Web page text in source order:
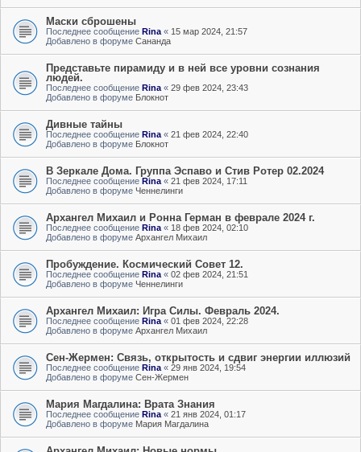
Маски сброшены
Последнее сообщение Rina « 15 мар 2024, 21:57
Добавлено в форуме Сананда
Представьте пирамиду и в ней все уровни сознания
людей.
Последнее сообщение Rina « 29 фев 2024, 23:43
Добавлено в форуме Блокнот
Дивные тайны
Последнее сообщение Rina « 21 фев 2024, 22:40
Добавлено в форуме Блокнот
В Зеркале Дома. Группа Эспаво и Стив Ротер 02.2024
Последнее сообщение Rina « 21 фев 2024, 17:11
Добавлено в форуме Ченнелинги
Архангел Михаил и Ронна Герман в феврале 2024 г.
Последнее сообщение Rina « 18 фев 2024, 02:10
Добавлено в форуме Архангел Михаил
Пробуждение. Космический Совет 12.
Последнее сообщение Rina « 02 фев 2024, 21:51
Добавлено в форуме Ченнелинги
Архангел Михаил: Игра Силы. Февраль 2024.
Последнее сообщение Rina « 01 фев 2024, 22:28
Добавлено в форуме Архангел Михаил
Сен-Жермен: Связь, открытость и сдвиг энергии иллюзий
Последнее сообщение Rina « 29 янв 2024, 19:54
Добавлено в форуме Сен-Жермен
Мария Магдалина: Врата Знания
Последнее сообщение Rina « 21 янв 2024, 01:17
Добавлено в форуме Мария Магдалина